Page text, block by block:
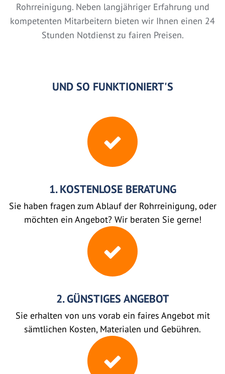
Rohrreinigung. Neben langjähriger Erfahrung und
kompetenten Mitarbeitern bieten wir Ihnen einen 24
Stunden Notdienst zu fairen Preisen.
UND SO FUNKTIONIERT'S
1. KOSTENLOSE BERATUNG
Sie haben fragen zum Ablauf der Rohrreinigung, oder
möchten ein Angebot? Wir beraten Sie gerne!
2. GÜNSTIGES ANGEBOT
Sie erhalten von uns vorab ein faires Angebot mit
sämtlichen Kosten, Materialen und Gebühren.